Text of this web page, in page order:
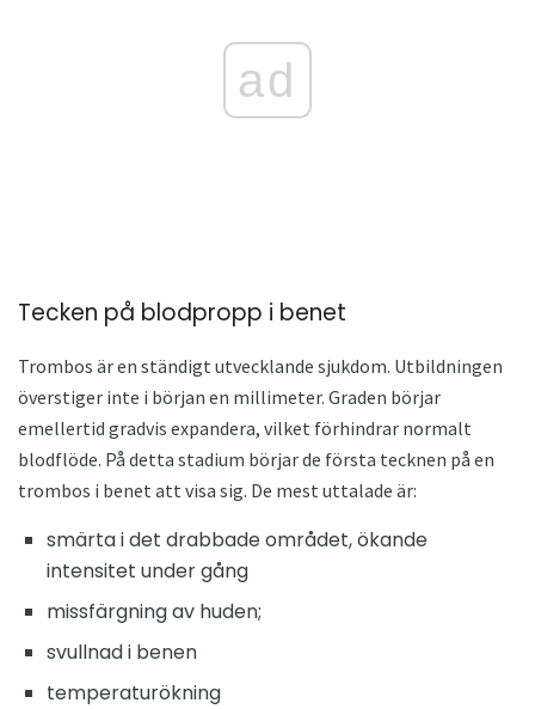
ad
Tecken på blodpropp i benet
Trombos är en ständigt utvecklande sjukdom. Utbildningen
överstiger inte i början en millimeter. Graden börjar
emellertid gradvis expandera, vilket förhindrar normalt
blodflöde. På detta stadium börjar de första tecknen på en
trombos i benet att visa sig. De mest uttalade är:
smärta i det drabbade området, ökande
intensitet under gång
missfärgning av huden;
svullnad i benen
temperaturökning